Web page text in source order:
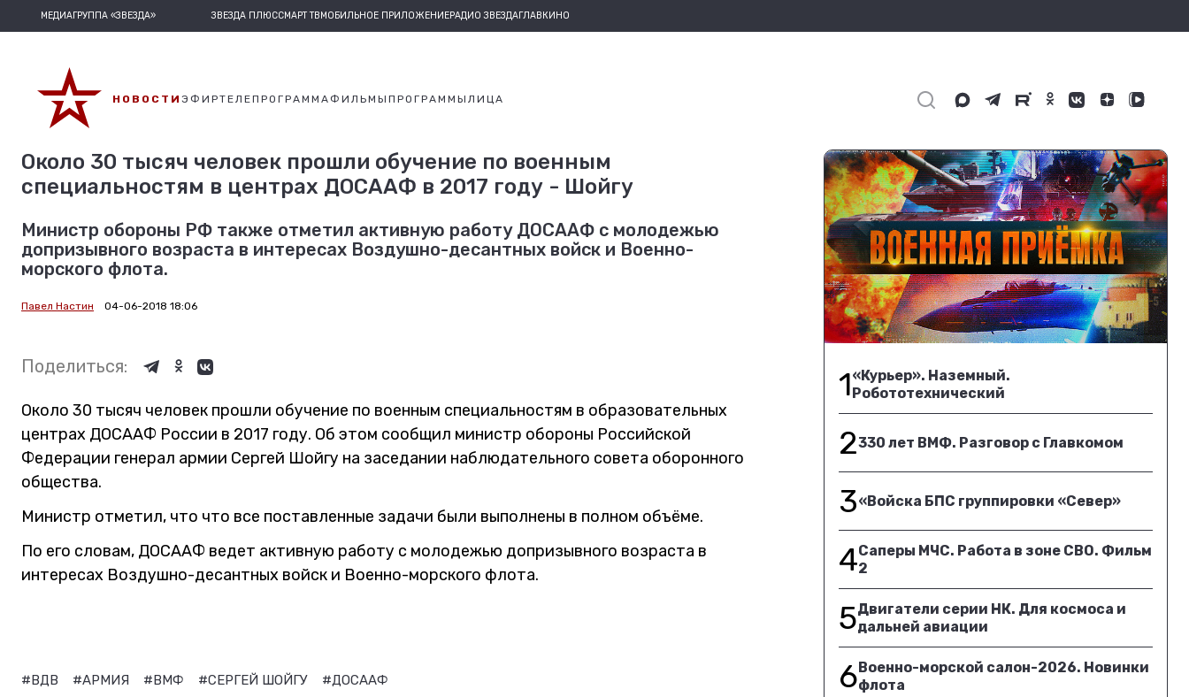
МЕДИАГРУППА «ЗВЕЗДА» ЗВЕЗДА ПЛЮССМАРТ ТВМОБИЛЬНОЕ ПРИЛОЖЕНИЕРАДИО ЗВЕЗДАГЛАВКИНО
НОВОСТИ ЭФИРТЕЛЕПРОГРАММАФИЛЬМЫ ПРОГРАММЫ ЛИЦА
Около 30 тысяч человек прошли обучение по военным
специальностям в центрах ДОСААФ в 2017 году - Шойгу
Министр обороны РФ также отметил активную работу ДОСААФ с молодежью
допризывного возраста в интересах Воздушно-десантных войск и Военно-
морского флота.
Павел Настин 04-06-2018 18:06
Поделиться:
Около 30 тысяч человек прошли обучение по военным специальностям в образовательных
центрах ДОСААФ России в 2017 году. Об этом сообщил министр обороны Российской
Федерации генерал армии Сергей Шойгу на заседании наблюдательного совета оборонного
общества.
Министр отметил, что что все поставленные задачи были выполнены в полном объёме.
По его словам, ДОСААФ ведет активную работу с молодежью допризывного возраста в
интересах Воздушно-десантных войск и Военно-морского флота.
#ВДВ #АРМИЯ #ВМФ #СЕРГЕЙ ШОЙГУ #ДОСААФ
1«Курьер». Наземный.
Робототехнический
2330 лет ВМФ. Разговор с Главкомом
3«Войска БПС группировки «Север»
4Саперы МЧС. Работа в зоне СВО. Фильм
2
5Двигатели серии НК. Для космоса и
дальней авиации
6Военно-морской салон-2026. Новинки
флота